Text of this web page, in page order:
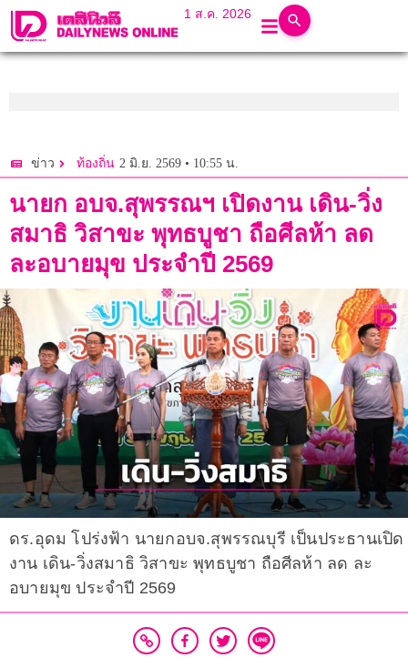
1 ส.ค. 2026
ข่าว ท้องถิ่น 2 มิ.ย. 2569 • 10:55 น.
นายก อบจ.สุพรรณฯ เปิดงาน เดิน-วิ่ง
สมาธิ วิสาขะ พุทธบูชา ถือศีลห้า ลด
ละอบายมุข ประจำปี 2569
ดร.อุดม โปร่งฟ้า นายกอบจ.สุพรรณบุรี เป็นประธานเปิด
งาน เดิน-วิ่งสมาธิ วิสาขะ พุทธบูชา ถือศีลห้า ลด ละ
อบายมุข ประจำปี 2569